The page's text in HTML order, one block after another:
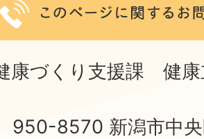
康づくり支援課 健康
950-8570 新潟市中